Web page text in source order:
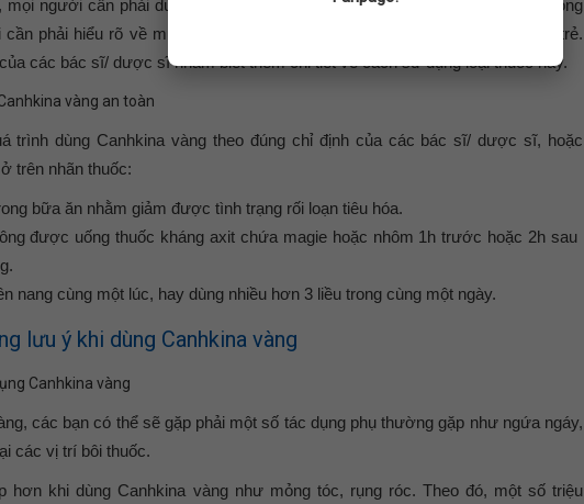
người cần phải dùng Canhkina vàng cho trẻ < 16 tuổi một cách thận trọng
phải hiểu rõ về mức độ an toàn của loại thuốc này trước khi dùng cho trẻ.
các bác sĩ/ dược sĩ nhằm biết thêm chi tiết về cách sử dụng loại thuốc này.
vàng an toàn
trình dùng Canhkina vàng theo đúng chỉ định của các bác sĩ/ dược sĩ, hoặc
trên nhãn thuốc:
bữa ăn nhằm giảm được tình trạng rối loạn tiêu hóa.
được uống thuốc kháng axit chứa magie hoặc nhôm 1h trước hoặc 2h sau
nang cùng một lúc, hay dùng nhiều hơn 3 liều trong cùng một ngày.
lưu ý khi dùng Canhkina vàng
Canhkina vàng
các bạn có thể sẽ gặp phải một số tác dụng phụ thường gặp như ngứa ngáy,
các vị trí bôi thuốc.
hơn khi dùng Canhkina vàng như mỏng tóc, rụng róc. Theo đó, một số triệu